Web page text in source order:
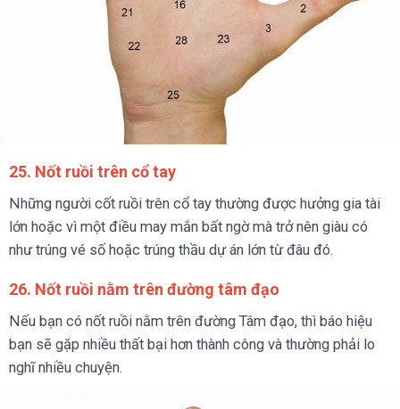
25. Nốt ruồi trên cổ tay
Những người cốt ruồi trên cổ tay thường được hưởng gia tài
lớn hoặc vì một điều may mắn bất ngờ mà trở nên giàu có
như trúng vé số hoặc trúng thầu dự án lớn từ đâu đó.
26. Nốt ruồi nằm trên đường tâm đạo
Nếu bạn có nốt ruồi nằm trên đường Tâm đạo, thì báo hiệu
bạn sẽ gặp nhiều thất bại hơn thành công và thường phải lo
nghĩ nhiều chuyện.